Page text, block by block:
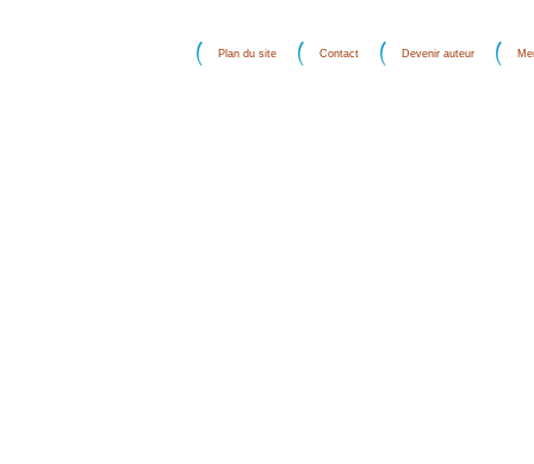
Plan du site Contact Devenir auteur